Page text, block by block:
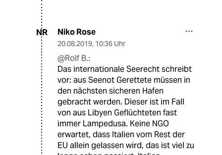
NR Niko Rose
20.08.2019, 10:36 Uhr
@Rolf B.:
Das internationale Seerecht schreibt
vor: aus Seenot Gerettete müssen in
den nächsten sicheren Hafen
gebracht werden. Dieser ist im Fall
von aus Libyen Geflüchteten fast
immer Lampedusa. Keine NGO
erwartet, dass Italien vom Rest der
EU allein gelassen wird, das ist viel zu